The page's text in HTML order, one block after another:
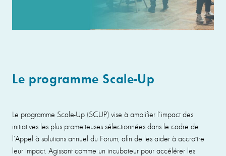
Le programme Scale-Up
Le programme Scale-Up (SCUP) vise à amplifier l’impact des
initiatives les plus prometteuses sélectionnées dans le cadre de
l’Appel à solutions annuel du Forum, afin de les aider à accroître
leur impact. Agissant comme un incubateur pour accélérer les